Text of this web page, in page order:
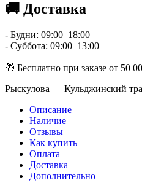
🚚 Доставка
- Будни: 09:00–18:00
- Суббота: 09:00–13:00
🎁 Бесплатно при заказе от 50
Рыскулова — Кульджинский
Описание
Наличие
Отзывы
Как купить
Оплата
Доставка
Дополнительно